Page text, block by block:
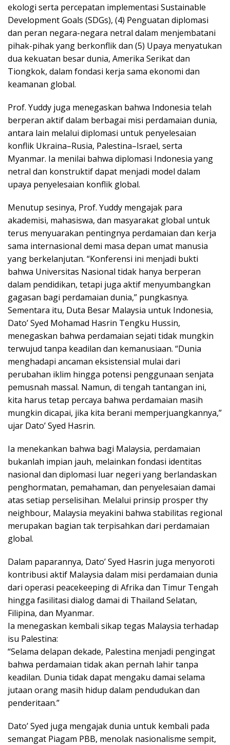
ekologi serta percepatan implementasi Sustainable
Development Goals (SDGs), (4) Penguatan diplomasi
dan peran negara-negara netral dalam menjembatani
pihak-pihak yang berkonflik dan (5) Upaya menyatukan
dua kekuatan besar dunia, Amerika Serikat dan
Tiongkok, dalam fondasi kerja sama ekonomi dan
keamanan global.
Prof. Yuddy juga menegaskan bahwa Indonesia telah
berperan aktif dalam berbagai misi perdamaian dunia,
antara lain melalui diplomasi untuk penyelesaian
konflik Ukraina–Rusia, Palestina–Israel, serta
Myanmar. Ia menilai bahwa diplomasi Indonesia yang
netral dan konstruktif dapat menjadi model dalam
upaya penyelesaian konflik global.
Menutup sesinya, Prof. Yuddy mengajak para
akademisi, mahasiswa, dan masyarakat global untuk
terus menyuarakan pentingnya perdamaian dan kerja
sama internasional demi masa depan umat manusia
yang berkelanjutan. “Konferensi ini menjadi bukti
bahwa Universitas Nasional tidak hanya berperan
dalam pendidikan, tetapi juga aktif menyumbangkan
gagasan bagi perdamaian dunia,” pungkasnya.
Sementara itu, Duta Besar Malaysia untuk Indonesia,
Dato’ Syed Mohamad Hasrin Tengku Hussin,
menegaskan bahwa perdamaian sejati tidak mungkin
terwujud tanpa keadilan dan kemanusiaan. “Dunia
menghadapi ancaman eksistensial mulai dari
perubahan iklim hingga potensi penggunaan senjata
pemusnah massal. Namun, di tengah tantangan ini,
kita harus tetap percaya bahwa perdamaian masih
mungkin dicapai, jika kita berani memperjuangkannya,”
ujar Dato’ Syed Hasrin.
Ia menekankan bahwa bagi Malaysia, perdamaian
bukanlah impian jauh, melainkan fondasi identitas
nasional dan diplomasi luar negeri yang berlandaskan
penghormatan, pemahaman, dan penyelesaian damai
atas setiap perselisihan. Melalui prinsip prosper thy
neighbour, Malaysia meyakini bahwa stabilitas regional
merupakan bagian tak terpisahkan dari perdamaian
global.
Dalam paparannya, Dato’ Syed Hasrin juga menyoroti
kontribusi aktif Malaysia dalam misi perdamaian dunia
dari operasi peacekeeping di Afrika dan Timur Tengah
hingga fasilitasi dialog damai di Thailand Selatan,
Filipina, dan Myanmar.
Ia menegaskan kembali sikap tegas Malaysia terhadap
isu Palestina:
“Selama delapan dekade, Palestina menjadi pengingat
bahwa perdamaian tidak akan pernah lahir tanpa
keadilan. Dunia tidak dapat mengaku damai selama
jutaan orang masih hidup dalam pendudukan dan
penderitaan.”
Dato’ Syed juga mengajak dunia untuk kembali pada
semangat Piagam PBB, menolak nasionalisme sempit,